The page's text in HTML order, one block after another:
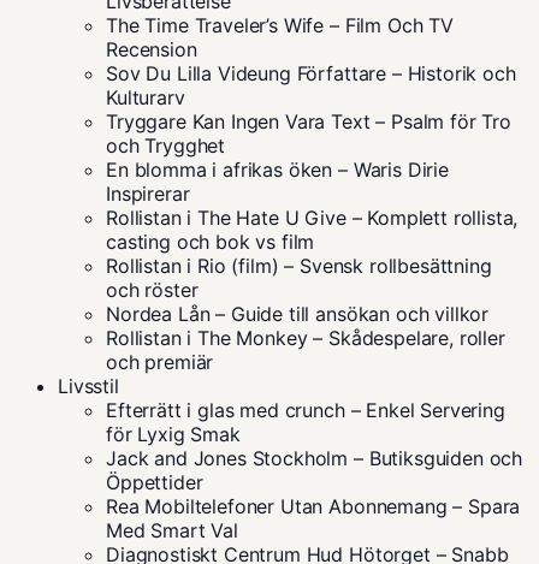
The Time Traveler’s Wife – Film Och TV
Recension
Sov Du Lilla Videung Författare – Historik och
Kulturarv
Tryggare Kan Ingen Vara Text – Psalm för Tro
och Trygghet
En blomma i afrikas öken – Waris Dirie
Inspirerar
Rollistan i The Hate U Give – Komplett rollista,
casting och bok vs film
Rollistan i Rio (film) – Svensk rollbesättning
och röster
Nordea Lån – Guide till ansökan och villkor
Rollistan i The Monkey – Skådespelare, roller
och premiär
Livsstil
Efterrätt i glas med crunch – Enkel Servering
för Lyxig Smak
Jack and Jones Stockholm – Butiksguiden och
Öppettider
Rea Mobiltelefoner Utan Abonnemang – Spara
Med Smart Val
Diagnostiskt Centrum Hud Hötorget – Snabb